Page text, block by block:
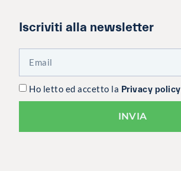
Iscriviti alla newsletter
Ho letto ed accetto la Privacy policy
INVIA